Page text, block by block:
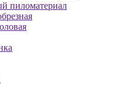
пиломатериал